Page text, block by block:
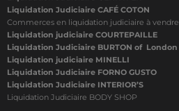
Liquidation Judiciaire CAFÉ COTON
Commerces en liquidation judiciaire à vendre
Liquidation judiciaire COURTEPAILLE
Liquidation Judiciaire BURTON of London
Liquidation judiciaire MINELLI
Liquidation Judiciaire FORNO GUSTO
Liquidation Judiciaire INTERIOR’S
Liquidation Judiciaire BODY SHOP